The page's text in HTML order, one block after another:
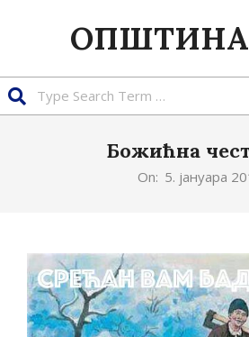
Божићна
On: 5. јануара